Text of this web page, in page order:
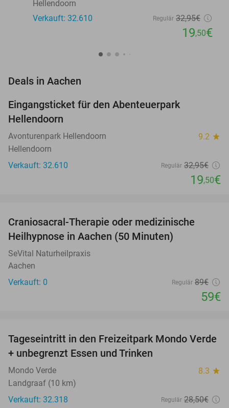
Hellendoorn
Verkauft: 32.610
Regulär 32,95€
19,50€
Deals in Aachen
Eingangsticket für den Abenteuerpark
Hellendoorn
Avonturenpark Hellendoorn 9.2 star
Hellendoorn
Verkauft: 32.610
Regulär 32,95€
19,50€
TODAY
Craniosacral-Therapie oder medizinische
Heilhypnose in Aachen (50 Minuten)
SeVital Naturheilpraxis
Aachen
Verkauft: 0
Regulär 89€
59€
25%
Tageseintritt in den Freizeitpark Mondo Verde
+ unbegrenzt Essen und Trinken
Mondo Verde 8.3 star
Landgraaf (10 km)
Verkauft: 32.318
Regulär 28,50€